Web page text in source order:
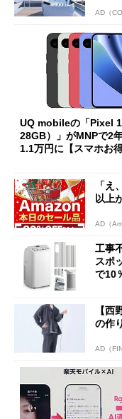
AD（
UQ mobileの「Pixel
28GB）」がMNPで2
1.1万円に【スマホお得
「
以上
AD（
工事
スポ
で10
【
の作
AD（